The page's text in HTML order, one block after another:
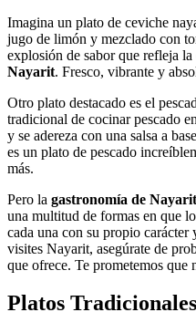
Imagina un plato de ceviche
jugo de limón y mezclado con
explosión de sabor que refleja la
Nayarit. Fresco, vibrante y
Otro plato destacado es el
tradicional de cocinar pescado
y se adereza con una salsa a
es un plato de pescado
más.
Pero la gastronomía de Nayarit
una multitud de formas en que
cada una con su propio
visites Nayarit, asegúrate de
que ofrece. Te prometemos que
Platos